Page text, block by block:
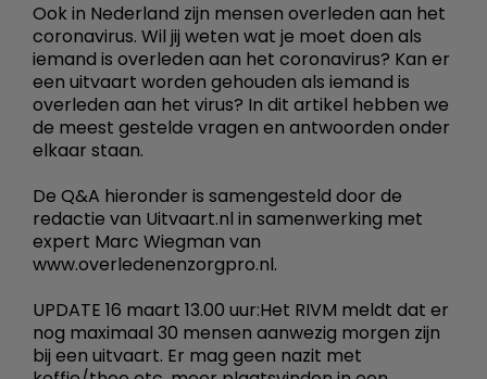
Ook in Nederland zijn mensen overleden aan het
coronavirus. Wil jij weten wat je moet doen als
iemand is overleden aan het coronavirus? Kan er
een uitvaart worden gehouden als iemand is
overleden aan het virus? In dit artikel hebben we
de meest gestelde vragen en antwoorden onder
elkaar staan.
De Q&A hieronder is samengesteld door de
redactie van Uitvaart.nl in samenwerking met
expert Marc Wiegman van
www.overledenenzorgpro.nl.
UPDATE 16 maart 13.00 uur:Het RIVM meldt dat er
nog maximaal 30 mensen aanwezig morgen zijn
bij een uitvaart. Er mag geen nazit met